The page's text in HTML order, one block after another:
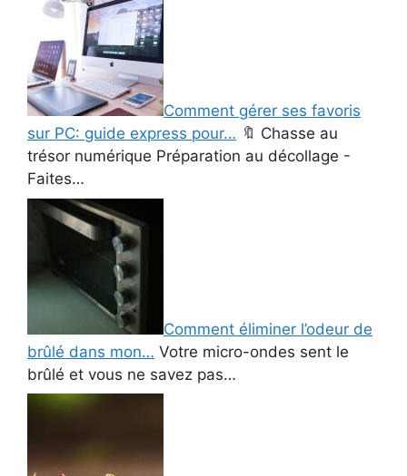
Comment gérer ses favoris
sur PC: guide express pour… 🔖 Chasse au
trésor numérique Préparation au décollage -
Faites…
Comment éliminer l’odeur de
brûlé dans mon… Votre micro-ondes sent le
brûlé et vous ne savez pas…